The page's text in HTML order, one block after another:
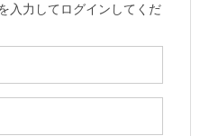
入力してログインしてくだ